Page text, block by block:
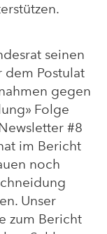
seinen
Postulat
gegen
Folge
#8
im Bericht
noch
Unser
zum Bericht